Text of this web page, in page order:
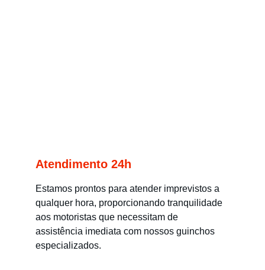
Atendimento 24h
Estamos prontos para atender imprevistos a
qualquer hora, proporcionando tranquilidade
aos motoristas que necessitam de
assistência imediata com nossos guinchos
especializados.